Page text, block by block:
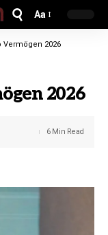
Aa
Vermögen 2026
2026
6 Min Read